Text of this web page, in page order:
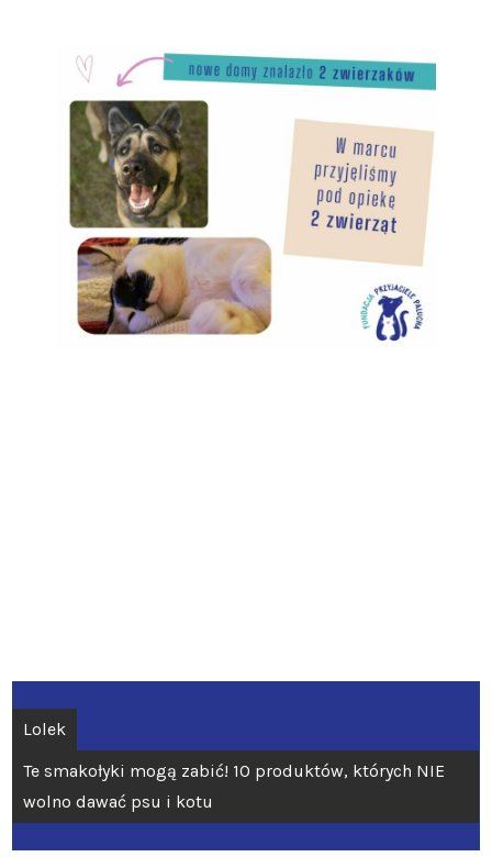
Nawigacja
wpisu
Lolek
Te smakołyki mogą zabić! 10 produktów, których NIE
wolno dawać psu i kotu